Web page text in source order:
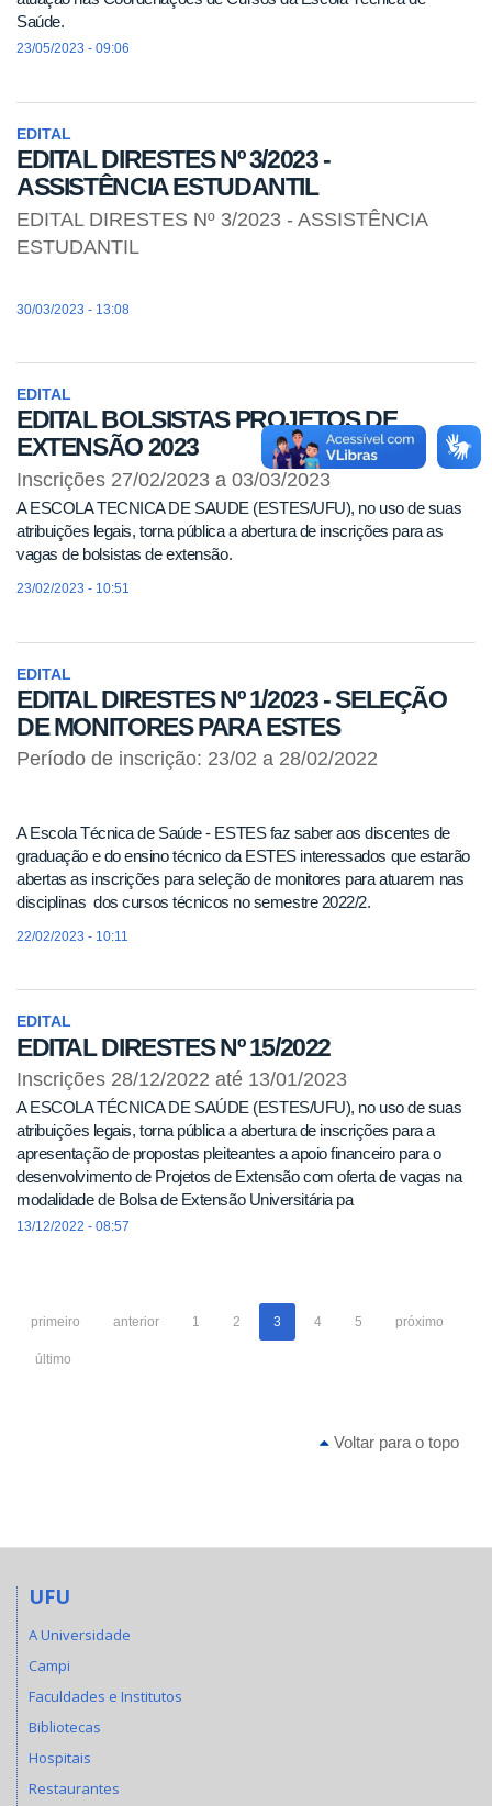
Saúde.
23/05/2023 - 09:06
EDITAL
EDITAL DIRESTES Nº 3/2023 -
ASSISTÊNCIA ESTUDANTIL
EDITAL DIRESTES Nº 3/2023 - ASSISTÊNCIA
ESTUDANTIL
30/03/2023 - 13:08
EDITAL
EDITAL BOLSISTAS PROJETOS DE
EXTENSÃO 2023
Inscrições 27/02/2023 a 03/03/2023
A ESCOLA TECNICA DE SAUDE (ESTES/UFU), no uso de suas
atribuições legais, torna pública a abertura de inscrições para as
vagas de bolsistas de extensão.
23/02/2023 - 10:51
EDITAL
EDITAL DIRESTES Nº 1/2023 - SELEÇÃO
DE MONITORES PARA ESTES
Período de inscrição: 23/02 a 28/02/2022
A Escola Técnica de Saúde - ESTES faz saber aos discentes de
graduação e do ensino técnico da ESTES interessados que estarão
abertas as inscrições para seleção de monitores para atuarem nas
disciplinas dos cursos técnicos no semestre 2022/2.
22/02/2023 - 10:11
EDITAL
EDITAL DIRESTES Nº 15/2022
Inscrições 28/12/2022 até 13/01/2023
A ESCOLA TÉCNICA DE SAÚDE (ESTES/UFU), no uso de suas
atribuições legais, torna pública a abertura de inscrições para a
apresentação de propostas pleiteantes a apoio financeiro para o
desenvolvimento de Projetos de Extensão com oferta de vagas na
modalidade de Bolsa de Extensão Universitária pa
13/12/2022 - 08:57
primeiro anterior 1 2 3 4 5 próximo
último
Voltar para o topo
UFU
A Universidade
Campi
Faculdades e Institutos
Bibliotecas
Hospitais
Restaurantes